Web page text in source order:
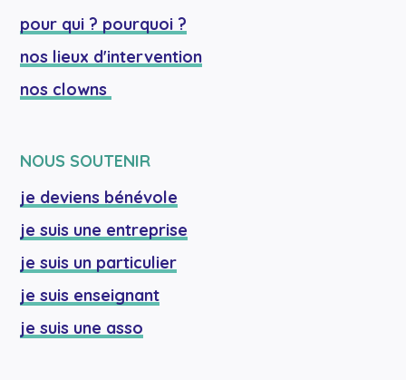
pour qui ? pourquoi ?
nos lieux d'intervention
nos clowns
NOUS SOUTENIR
je deviens bénévole
je suis une entreprise
je suis un particulier
je suis enseignant
je suis une asso